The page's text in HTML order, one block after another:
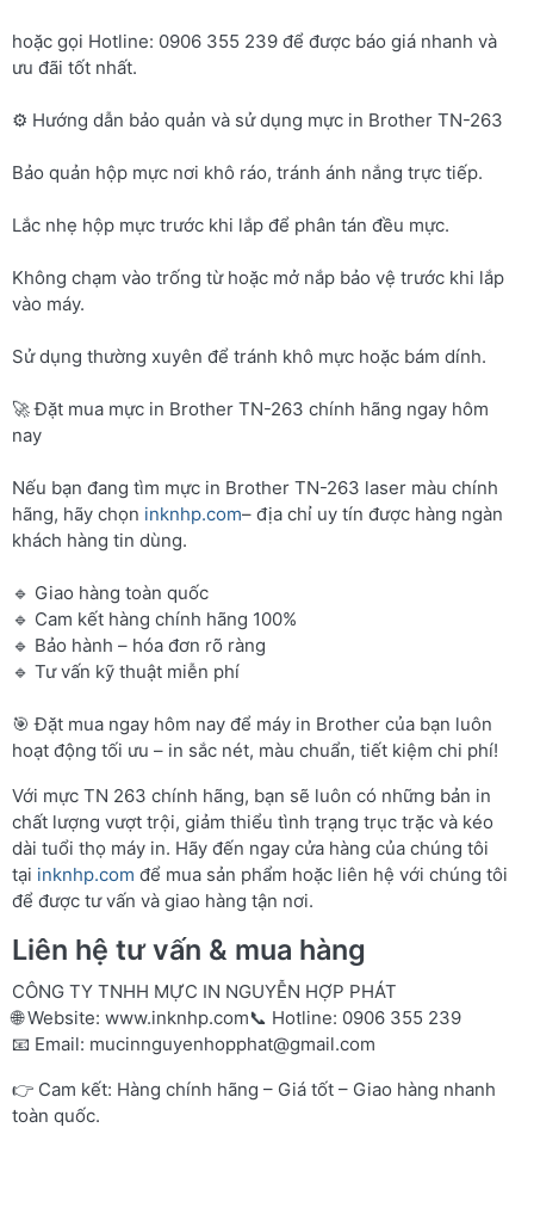
hoặc gọi Hotline: 0906 355 239 để được báo giá nhanh và
ưu đãi tốt nhất.
⚙️ Hướng dẫn bảo quản và sử dụng mực in Brother TN-263
Bảo quản hộp mực nơi khô ráo, tránh ánh nắng trực tiếp.
Lắc nhẹ hộp mực trước khi lắp để phân tán đều mực.
Không chạm vào trống từ hoặc mở nắp bảo vệ trước khi lắp
vào máy.
Sử dụng thường xuyên để tránh khô mực hoặc bám dính.
🚀 Đặt mua mực in Brother TN-263 chính hãng ngay hôm
nay
Nếu bạn đang tìm mực in Brother TN-263 laser màu chính
hãng, hãy chọn inknhp.com– địa chỉ uy tín được hàng ngàn
khách hàng tin dùng.
🔹 Giao hàng toàn quốc
🔹 Cam kết hàng chính hãng 100%
🔹 Bảo hành – hóa đơn rõ ràng
🔹 Tư vấn kỹ thuật miễn phí
🎯 Đặt mua ngay hôm nay để máy in Brother của bạn luôn
hoạt động tối ưu – in sắc nét, màu chuẩn, tiết kiệm chi phí!
Với mực TN 263 chính hãng, bạn sẽ luôn có những bản in
chất lượng vượt trội, giảm thiểu tình trạng trục trặc và kéo
dài tuổi thọ máy in. Hãy đến ngay cửa hàng của chúng tôi
tại inknhp.com để mua sản phẩm hoặc liên hệ với chúng tôi
để được tư vấn và giao hàng tận nơi.
Liên hệ tư vấn & mua hàng
CÔNG TY TNHH MỰC IN NGUYỄN HỢP PHÁT
🌐 Website: www.inknhp.com📞 Hotline: 0906 355 239
📧 Email: mucinnguyenhopphat@gmail.com
👉 Cam kết: Hàng chính hãng – Giá tốt – Giao hàng nhanh
toàn quốc.